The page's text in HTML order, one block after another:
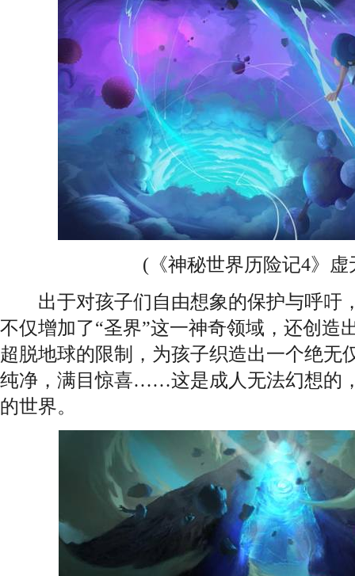
(《神秘世界历险记4》虚
出于对孩子们自由想象的保护与呼吁
不仅增加了“圣界”这一神奇领域，还创造
超脱地球的限制，为孩子织造出一个绝无
纯净，满目惊喜……这是成人无法幻想的
的世界。